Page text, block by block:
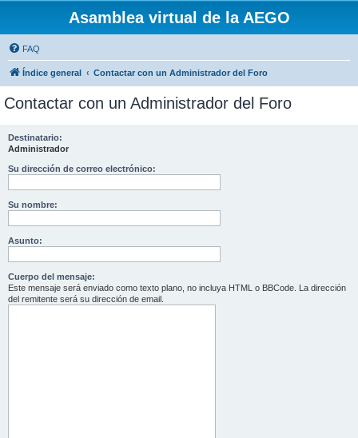
Asamblea virtual de la AEGO
FAQ
Índice general Contactar con un Administrador del Foro
Contactar con un Administrador del Foro
Destinatario:
Administrador
Su dirección de correo electrónico:
Su nombre:
Asunto:
Cuerpo del mensaje:
Este mensaje será enviado como texto plano, no incluya HTML o BBCode. La dirección
del remitente será su dirección de email.